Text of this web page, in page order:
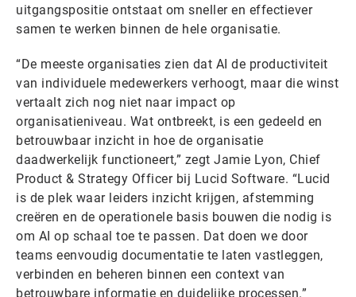
uitgangspositie ontstaat om sneller en effectiever
samen te werken binnen de hele organisatie.
“De meeste organisaties zien dat AI de productiviteit
van individuele medewerkers verhoogt, maar die winst
vertaalt zich nog niet naar impact op
organisatieniveau. Wat ontbreekt, is een gedeeld en
betrouwbaar inzicht in hoe de organisatie
daadwerkelijk functioneert,” zegt Jamie Lyon, Chief
Product & Strategy Officer bij Lucid Software. “Lucid
is de plek waar leiders inzicht krijgen, afstemming
creëren en de operationele basis bouwen die nodig is
om AI op schaal toe te passen. Dat doen we door
teams eenvoudig documentatie te laten vastleggen,
verbinden en beheren binnen een context van
betrouwbare informatie en duidelijke processen.”